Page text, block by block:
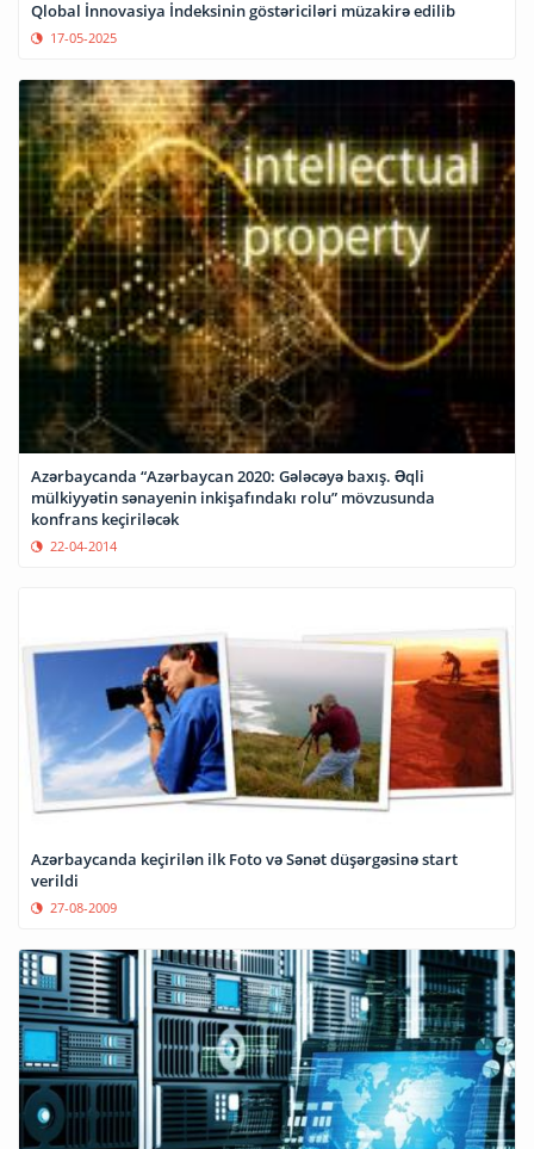
Qlobal İnnovasiya İndeksinin göstəriciləri müzakirə edilib
17-05-2025
Azərbaycanda “Azərbaycan 2020: Gələcəyə baxış. Əqli
mülkiyyətin sənayenin inkişafındakı rolu” mövzusunda
konfrans keçiriləcək
22-04-2014
Azərbaycanda keçirilən ilk Foto və Sənət düşərgəsinə start
verildi
27-08-2009